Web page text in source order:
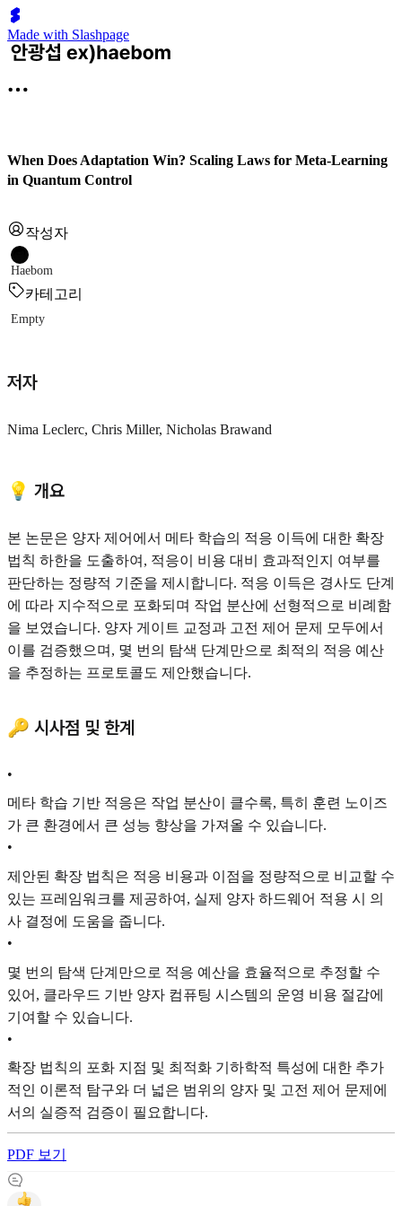
Made with Slashpage
When Does Adaptation Win? Scaling Laws for Meta-Learning
in Quantum Control
작성자
Haebom
카테고리
Empty
저자
Nima Leclerc, Chris Miller, Nicholas Brawand
💡 개요
본 논문은 양자 제어에서 메타 학습의 적응 이득에 대한 확장
법칙 하한을 도출하여, 적응이 비용 대비 효과적인지 여부를
판단하는 정량적 기준을 제시합니다. 적응 이득은 경사도 단계
에 따라 지수적으로 포화되며 작업 분산에 선형적으로 비례함
을 보였습니다. 양자 게이트 교정과 고전 제어 문제 모두에서
이를 검증했으며, 몇 번의 탐색 단계만으로 최적의 적응 예산
을 추정하는 프로토콜도 제안했습니다.
🔑 시사점 및 한계
•
메타 학습 기반 적응은 작업 분산이 클수록, 특히 훈련 노이즈
가 큰 환경에서 큰 성능 향상을 가져올 수 있습니다.
•
제안된 확장 법칙은 적응 비용과 이점을 정량적으로 비교할 수
있는 프레임워크를 제공하여, 실제 양자 하드웨어 적용 시 의
사 결정에 도움을 줍니다.
•
몇 번의 탐색 단계만으로 적응 예산을 효율적으로 추정할 수
있어, 클라우드 기반 양자 컴퓨팅 시스템의 운영 비용 절감에
기여할 수 있습니다.
•
확장 법칙의 포화 지점 및 최적화 기하학적 특성에 대한 추가
적인 이론적 탐구와 더 넓은 범위의 양자 및 고전 제어 문제에
서의 실증적 검증이 필요합니다.
PDF 보기